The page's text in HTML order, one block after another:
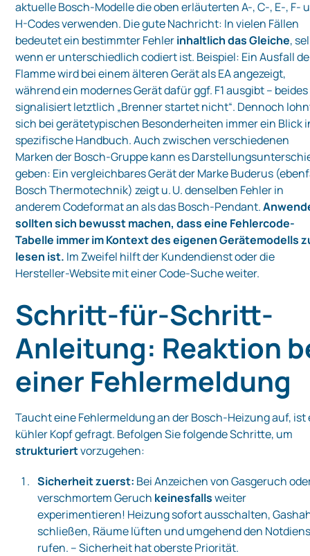
aktuelle Bosch-Modelle die oben erläuterten A-, C-, E-, F-
H-Codes verwenden. Die gute Nachricht: In vielen Fällen
bedeutet ein bestimmter Fehlerinhaltlich das Gleiche,
wenn er unterschiedlich codiert ist. Beispiel: Ein Ausfall
Flamme wird bei einem älteren Gerät als EA angezeigt,
während ein modernes Gerät dafür ggf. F1 ausgibt – beides
signalisiert letztlich „Brenner startet nicht“. Dennoch
sich bei gerätetypischen Besonderheiten immer ein Blick
spezifische Handbuch. Auch zwischen verschiedenen
Marken der Bosch-Gruppe kann es
geben: Ein vergleichbares Gerät der Marke Buderus
Bosch Thermotechnik) zeigt u. U. denselben Fehler in
anderem Codeformat an als das Bosch-Pendant.
sollten sich bewusst machen, dass eine Fehlercode-
Tabelle immer im Kontext des eigenen Gerätemodells
lesen ist. Im Zweifel hilft der Kundendienst oder die
Hersteller-Website mit einer Code-Suche weiter.
Schritt-für-Schritt-
Anleitung: Reaktion
einer Fehlermeldung
Taucht eine Fehlermeldung an der Bosch-Heizung auf, ist
kühler Kopf gefragt. Befolgen Sie folgende Schritte, um
strukturiertvorzugehen:
Sicherheit zuerst: Bei Anzeichen von Gasgeruch
verschmortem Geruch keinesfallsweiter
experimentieren! Heizung sofort ausschalten,
schließen, Räume lüften und umgehend den
rufen. – Sicherheit hat oberste Priorität.